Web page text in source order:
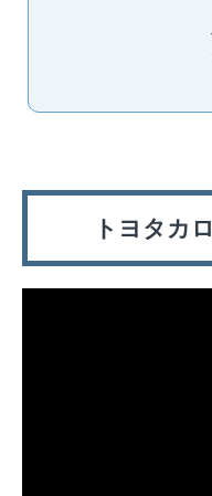
トヨタカ